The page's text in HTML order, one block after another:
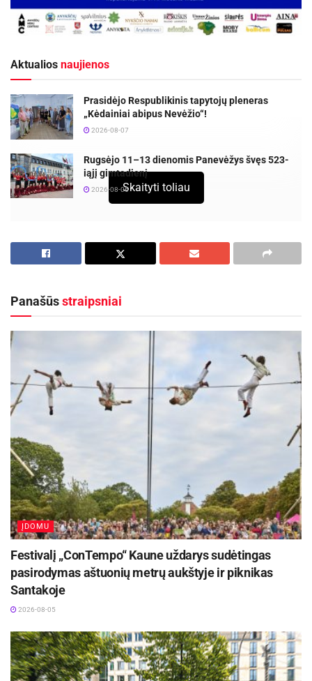
Aktualios naujienos
Prasidėjo Respublikinis tapytojų pleneras
„Kėdainiai abipus Nevėžio“!
2026-08-07
Rugsėjo 11–13 dienomis Panevėžys švęs 523-
iąjį gimtadienį
2026-08-06Skaityti toliau
Panašūsstraipsniai
ĮDOMU
Festivalį „ConTempo“ Kaune uždarys sudėtingas
pasirodymas aštuonių metrų aukštyje ir piknikas
Santakoje
2026-08-05